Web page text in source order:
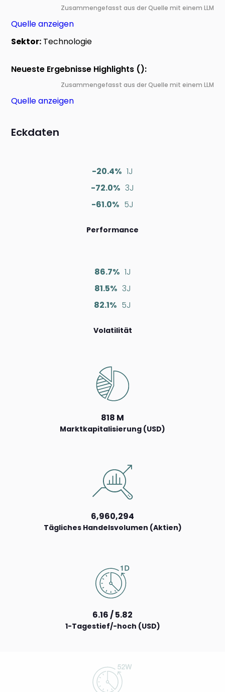
Zusammengefasst aus der Quelle mit einem LLM
Quelle anzeigen
Sektor: Technologie
Neueste Ergebnisse Highlights ():
Zusammengefasst aus der Quelle mit einem LLM
Quelle anzeigen
Eckdaten
-20.4% 1J
-72.0% 3J
-61.0% 5J
Performance
86.7% 1J
81.5% 3J
82.1% 5J
Volatilität
818 M
Marktkapitalisierung (USD)
6,960,294
Tägliches Handelsvolumen (Aktien)
6.16 / 5.82
1-Tagestief/-hoch (USD)